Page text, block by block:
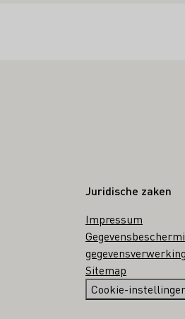
Juridische zaken
Impressum
gegevensverwerking
Sitemap
Cookie-